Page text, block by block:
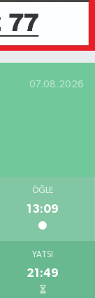
07.08.2026
ÖĞLE
13:09
YATSI
21:49